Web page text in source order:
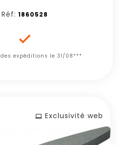
Réf: 1860528

expéditions le 31/08***
Exclusivité web